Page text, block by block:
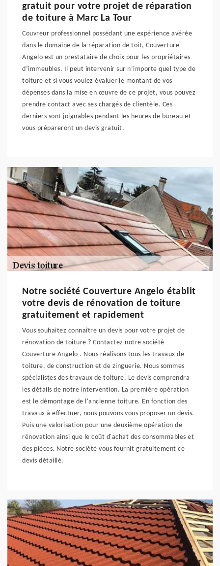
gratuit pour votre projet de réparation
de toiture à Marc La Tour
Couvreur professionnel possédant une expérience avérée
dans le domaine de la réparation de toit, Couverture
Angelo est un prestataire de choix pour les propriétaires
d’immeubles. Il peut intervenir sur n’importe quel type de
toiture et si vous voulez évaluer le montant de vos
dépenses dans la mise en œuvre de ce projet, vous pouvez
prendre contact avec ses chargés de clientèle. Ces
derniers sont joignables pendant les heures de bureau et
vous prépareront un devis gratuit.
Notre société Couverture Angelo établit
votre devis de rénovation de toiture
gratuitement et rapidement
Vous souhaitez connaître un devis pour votre projet de
rénovation de toiture ? Contactez notre société
Couverture Angelo . Nous réalisons tous les travaux de
toiture, de construction et de zinguerie. Nous sommes
spécialistes des travaux de toiture. Le devis comprendra
les détails de notre intervention. La première opération
est le démontage de l'ancienne toiture. En fonction des
travaux à effectuer, nous pouvons vous proposer un devis.
Puis une valorisation pour une deuxième opération de
rénovation ainsi que le coût d'achat des consommables et
des pièces. Notre société vous fournit gratuitement ce
devis détaillé.